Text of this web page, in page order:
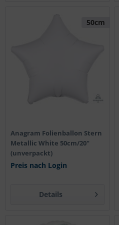
50cm
Anagram Folienballon Stern
Metallic White 50cm/20"
(unverpackt)
Preis nach Login
Details